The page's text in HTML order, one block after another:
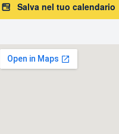
Salva nel tuo calendario